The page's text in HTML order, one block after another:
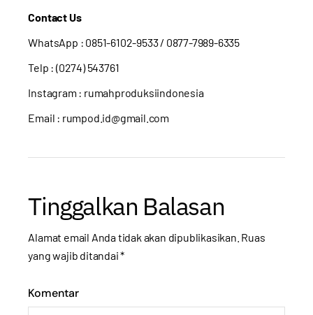
Contact Us
WhatsApp : 0851-6102-9533/ 0877-7989-6335
Telp : (0274) 543761
Instagram : rumahproduksiindonesia
Email : rumpod.id@gmail.com
Tinggalkan Balasan
Alamat email Anda tidak akan dipublikasikan. Ruas
yang wajib ditandai*
Komentar